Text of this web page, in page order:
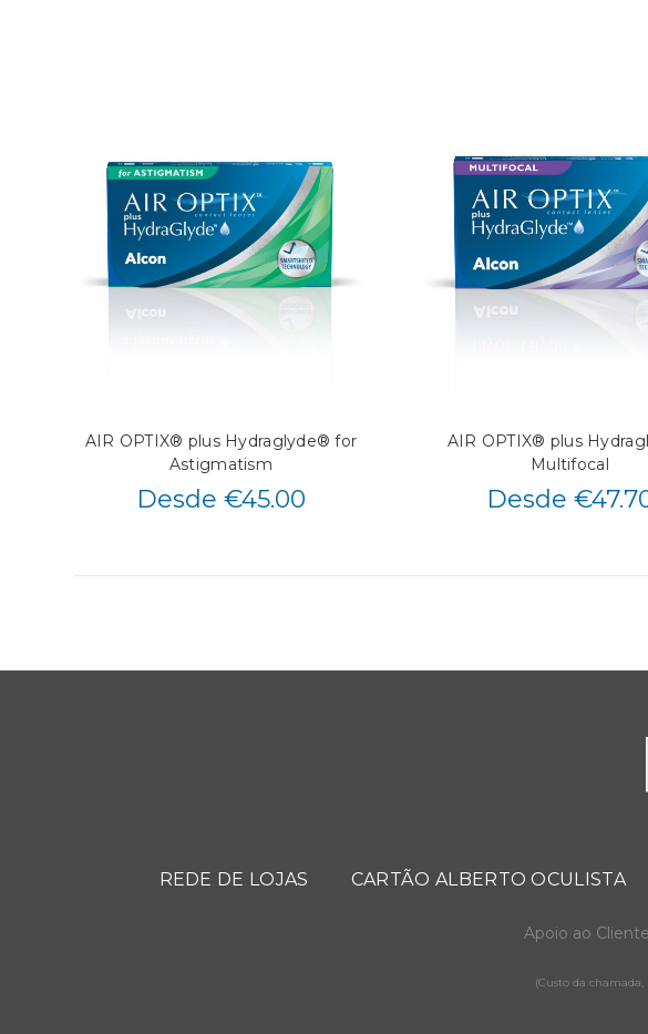
AIR OPTIX® plus Hydraglyde® for
Astigmatism
Desde €45.00
AIR OPTIX® plus
Multifocal
Desde
REDE DE LOJAS CARTÃO ALBERTO OCULISTA
Apoio ao
(Custo da